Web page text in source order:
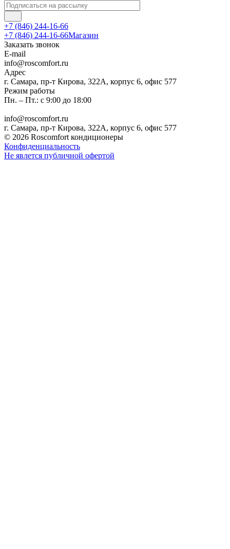
+7 (846) 244-16-66
+7 (846) 244-16-66Магазин
Заказать звонок
E-mail
info@roscomfort.ru
Адрес
г. Самара, пр-т Кирова, 322А, корпус 6, офис 577
Режим работы
Пн. – Пт.: с 9:00 до 18:00
info@roscomfort.ru
г. Самара, пр-т Кирова, 322А, корпус 6, офис 577
© 2026 Roscomfort кондиционеры
Конфиденциальность
Не явлется публичной офертой